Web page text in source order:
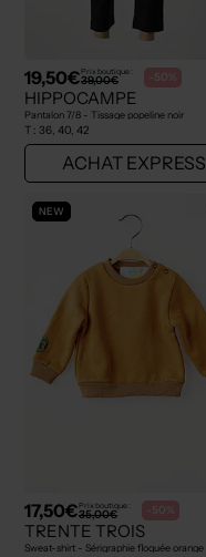
19,50€Prix boutique :
39,00€ -50%
HIPPOCAMPE
Pantalon 7/8 - Tissage popeline noir
T : 36, 40, 42
ACHAT EXPRESS
NEW
17,50€Prix boutique :
35,00€ -50%
TRENTE TROIS
Sweat-shirt - Sérigraphie floquée orange